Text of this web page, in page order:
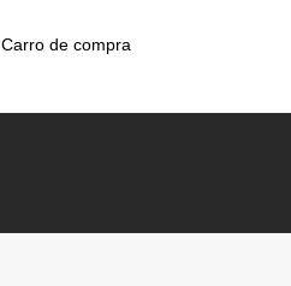
Carro de compra